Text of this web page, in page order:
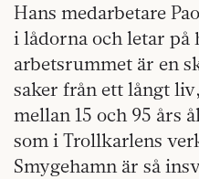
Hans medarbetare
i lådorna och letar
arbetsrummet är en
saker från ett långt
mellan 15 och 95 års
som i Trollkarlens
Smygehamn är så